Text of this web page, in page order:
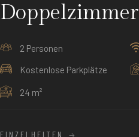
Doppelzimmer
2 Personen
Kostenlose Parkplätze
24 m²
EINZELHEITEN